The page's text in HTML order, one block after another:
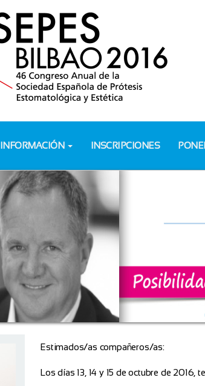
INFORMACIÓN INSCRIPCIONES
Estimados/as compañeros/as:
Los días 13, 14 y 15 de octubre de 2016,